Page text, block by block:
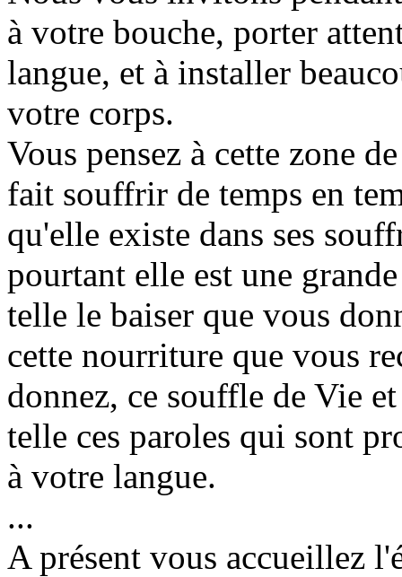
à votre bouche, porter
langue, et à installer
votre corps.
Vous pensez à cette zone
fait souffrir de temps en
qu'elle existe dans ses
pourtant elle est une
telle le baiser que vous
cette nourriture que vous
donnez, ce souffle de Vie
telle ces paroles qui sont
à votre langue.
...
A présent vous accueillez